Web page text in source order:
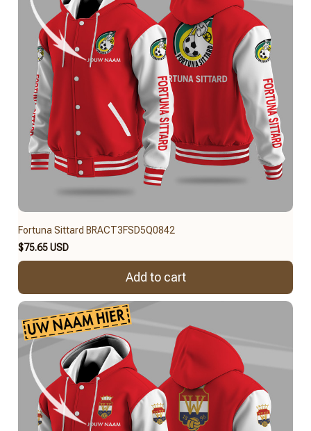
Fortuna Sittard BRACT3FSD5Q0842
$75.65 USD
Add to cart